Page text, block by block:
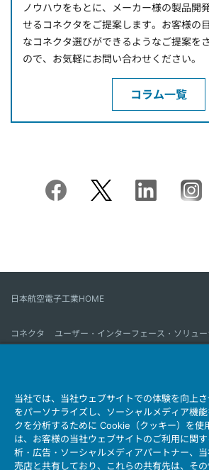
ノウハウをもとに、メーカー様の製品開
せるコネクタをご提案します。お客様の
なコネクタ選びができるようなご提案を
ので、お気軽にお問い合わせください。
コラム一覧
日本航空電子工業HOME
コネクタ
ユーザー・インターフェース・ソリュ
会社情報 サステナビリティ IR情報 採用情報
製品情報新着一覧
サイトマップ お問い合わせ
当社では、当社ウェブサイトでの体験を向上
をパーソナライズし、ソーシャルメディア機
クを分析するために Cookie（クッキー）を使
は、お客様の当社ウェブサイトのご利用に関
析・広告・ソーシャルメディアパートナー、
売店と共有しており、これらの共有先は、そ